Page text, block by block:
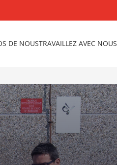
DE NOUSTRAVAILLEZ AVEC NOUS